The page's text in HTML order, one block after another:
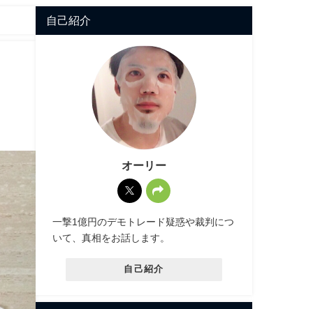
自己紹介
オーリー
一撃1億円のデモトレード疑惑や裁判につ
いて、真相をお話します。
自己紹介